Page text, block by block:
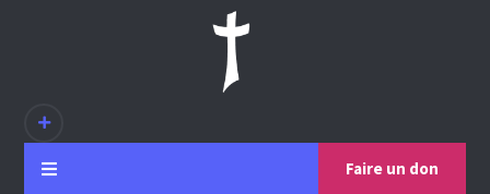
Faire un don